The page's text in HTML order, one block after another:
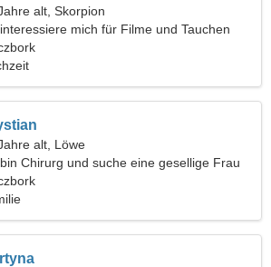
alt, Skorpion
mich für Filme und Tauchen
alt, Löwe
Chirurg und suche eine gesellige Frau